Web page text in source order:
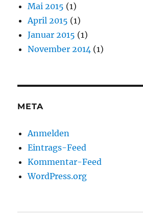
Mai 2015 (1)
April 2015 (1)
Januar 2015 (1)
November 2014 (1)
META
Anmelden
Eintrags-Feed
Kommentar-Feed
WordPress.org